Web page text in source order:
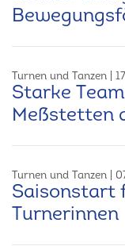
Turnen und Tanzen
Starke
Meßstetten
Turnen und Tanzen
Saisonstart
Turnerinnen